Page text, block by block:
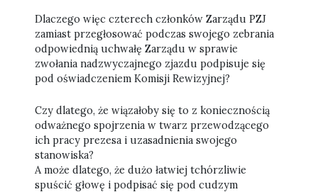
Dlaczego więc czterech członków Zarządu PZJ
zamiast przegłosować podczas swojego zebrania
odpowiednią uchwałę Zarządu w sprawie
zwołania nadzwyczajnego zjazdu podpisuje się
pod oświadczeniem Komisji Rewizyjnej?
Czy dlatego, że wiązałoby się to z koniecznością
odważnego spojrzenia w twarz przewodzącego
ich pracy prezesa i uzasadnienia swojego
stanowiska?
A może dlatego, że dużo łatwiej tchórzliwie
spuścić głowę i podpisać się pod cudzym